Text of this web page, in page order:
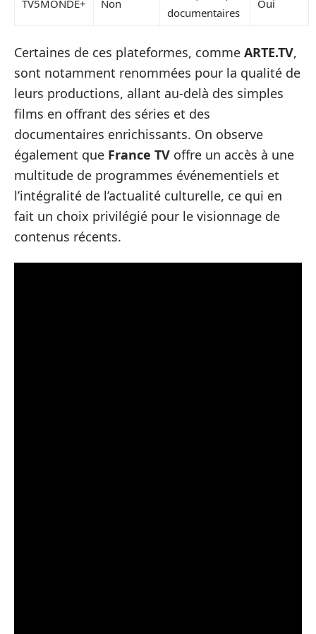
TV5MONDE+ Non
documentaires
Oui
Certaines de ces plateformes, comme ARTE.TV,
sont notamment renommées pour la qualité de
leurs productions, allant au-delà des simples
films en offrant des séries et des
documentaires enrichissants. On observe
également que France TV offre un accès à une
multitude de programmes événementiels et
l’intégralité de l’actualité culturelle, ce qui en
fait un choix privilégié pour le visionnage de
contenus récents.